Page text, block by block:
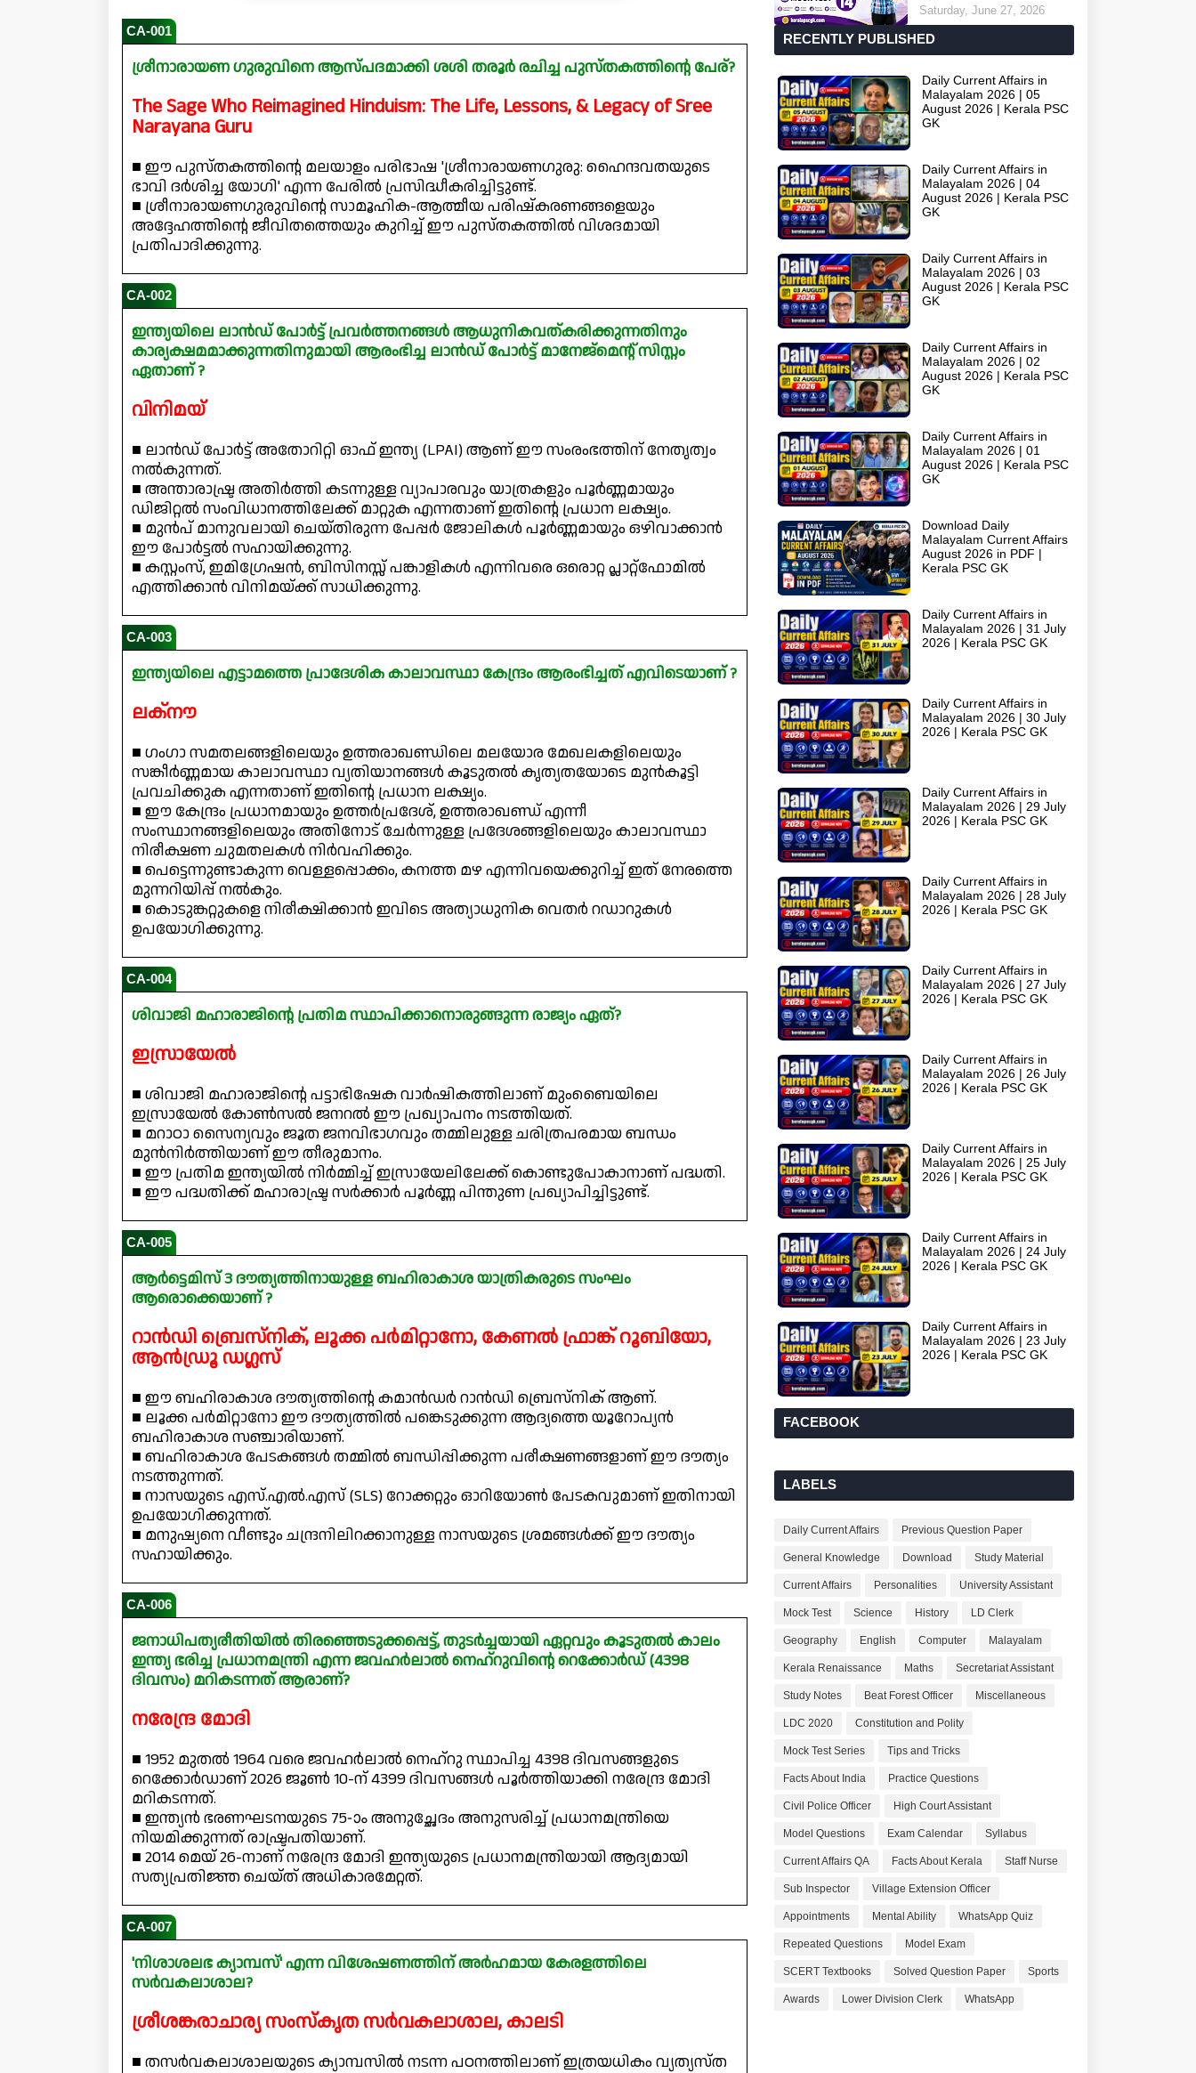
CA-001
ശ്രീനാരായണ ഗുരുവിനെ ആസ്പദമാക്കി ശശി തരൂർ രചിച്ച പുസ്തകത്തിന്റെ പേര്?
The Sage Who Reimagined Hinduism: The Life, Lessons, & Legacy of Sree
Narayana Guru
■ ഈ പുസ്തകത്തിന്റെ മലയാളം പരിഭാഷ 'ശ്രീനാരായണഗുരു: ഹൈന്ദവതയുടെ
ഭാവി ദർശിച്ച യോഗി' എന്ന പേരിൽ പ്രസിദ്ധീകരിച്ചിട്ടുണ്ട്.
■ ശ്രീനാരായണഗുരുവിന്റെ സാമൂഹിക-ആത്മീയ പരിഷ്കരണങ്ങളെയും
അദ്ദേഹത്തിന്റെ ജീവിതത്തെയും കുറിച്ച് ഈ പുസ്തകത്തിൽ വിശദമായി
പ്രതിപാദിക്കുന്നു.
CA-002
ഇന്ത്യയിലെ ലാൻഡ് പോർട്ട് പ്രവർത്തനങ്ങൾ ആധുനികവത്കരിക്കുന്നതിനും
കാര്യക്ഷമമാക്കുന്നതിനുമായി ആരംഭിച്ച ലാൻഡ് പോർട്ട് മാനേജ്മെന്റ് സിസ്റ്റം
ഏതാണ് ?
വിനിമയ്
■ ലാൻഡ് പോർട്ട് അതോറിറ്റി ഓഫ് ഇന്ത്യ (LPAI) ആണ് ഈ സംരംഭത്തിന് നേതൃത്വം
നൽകുന്നത്.
■ അന്താരാഷ്ട്ര അതിർത്തി കടന്നുള്ള വ്യാപാരവും യാത്രകളും പൂർണ്ണമായും
ഡിജിറ്റൽ സംവിധാനത്തിലേക്ക് മാറ്റുക എന്നതാണ് ഇതിന്റെ പ്രധാന ലക്ഷ്യം.
■ മുൻപ് മാനുവലായി ചെയ്തിരുന്ന പേപ്പർ ജോലികൾ പൂർണ്ണമായും ഒഴിവാക്കാൻ
ഈ പോർട്ടൽ സഹായിക്കുന്നു.
■ കസ്റ്റംസ്, ഇമിഗ്രേഷൻ, ബിസിനസ്സ് പങ്കാളികൾ എന്നിവരെ ഒരൊറ്റ പ്ലാറ്റ്‌ഫോമിൽ
എത്തിക്കാൻ വിനിമയ്ക്ക് സാധിക്കുന്നു.
CA-003
ഇന്ത്യയിലെ എട്ടാമത്തെ പ്രാദേശിക കാലാവസ്ഥാ കേന്ദ്രം ആരംഭിച്ചത് എവിടെയാണ് ?
ലക്നൗ
■ ഗംഗാ സമതലങ്ങളിലെയും ഉത്തരാഖണ്ഡിലെ മലയോര മേഖലകളിലെയും
സങ്കീർണ്ണമായ കാലാവസ്ഥാ വ്യതിയാനങ്ങൾ കൂടുതൽ കൃത്യതയോടെ മുൻകൂട്ടി
പ്രവചിക്കുക എന്നതാണ് ഇതിന്റെ പ്രധാന ലക്ഷ്യം.
■ ഈ കേന്ദ്രം പ്രധാനമായും ഉത്തർപ്രദേശ്, ഉത്തരാഖണ്ഡ് എന്നീ
സംസ്ഥാനങ്ങളിലെയും അതിനോട് ചേർന്നുള്ള പ്രദേശങ്ങളിലെയും കാലാവസ്ഥാ
നിരീക്ഷണ ചുമതലകൾ നിർവഹിക്കും.
■ പെട്ടെന്നുണ്ടാകുന്ന വെള്ളപ്പൊക്കം, കനത്ത മഴ എന്നിവയെക്കുറിച്ച് ഇത് നേരത്തെ
മുന്നറിയിപ്പ് നൽകും.
■ കൊടുങ്കറ്റുകളെ നിരീക്ഷിക്കാൻ ഇവിടെ അത്യാധുനിക വെതർ റഡാറുകൾ
ഉപയോഗിക്കുന്നു.
CA-004
ശിവാജി മഹാരാജിന്റെ പ്രതിമ സ്ഥാപിക്കാനൊരുങ്ങുന്ന രാജ്യം ഏത്?
ഇസ്രായേൽ
■ ശിവാജി മഹാരാജിന്റെ പട്ടാഭിഷേക വാർഷികത്തിലാണ് മുംബൈയിലെ
ഇസ്രായേൽ കോൺസൽ ജനറൽ ഈ പ്രഖ്യാപനം നടത്തിയത്.
■ മറാഠാ സൈന്യവും ജൂത ജനവിഭാഗവും തമ്മിലുള്ള ചരിത്രപരമായ ബന്ധം
മുൻനിർത്തിയാണ് ഈ തീരുമാനം.
■ ഈ പ്രതിമ ഇന്ത്യയിൽ നിർമ്മിച്ച് ഇസ്രായേലിലേക്ക് കൊണ്ടുപോകാനാണ് പദ്ധതി.
■ ഈ പദ്ധതിക്ക് മഹാരാഷ്ട്ര സർക്കാർ പൂർണ്ണ പിന്തുണ പ്രഖ്യാപിച്ചിട്ടുണ്ട്.
CA-005
ആർട്ടെമിസ് 3 ദൗത്യത്തിനായുള്ള ബഹിരാകാശ യാത്രികരുടെ സംഘം
ആരൊക്കെയാണ് ?
റാൻഡി ബ്രെസ്‌നിക്, ലൂക്ക പർമിറ്റാനോ, കേണൽ ഫ്രാങ്ക് റൂബിയോ,
ആൻഡ്രൂ ഡഗ്ലസ്
■ ഈ ബഹിരാകാശ ദൗത്യത്തിന്റെ കമാൻഡർ റാൻഡി ബ്രെസ്‌നിക് ആണ്.
■ ലൂക്ക പർമിറ്റാനോ ഈ ദൗത്യത്തിൽ പങ്കെടുക്കുന്ന ആദ്യത്തെ യൂറോപ്യൻ
ബഹിരാകാശ സഞ്ചാരിയാണ്.
■ ബഹിരാകാശ പേടകങ്ങൾ തമ്മിൽ ബന്ധിപ്പിക്കുന്ന പരീക്ഷണങ്ങളാണ് ഈ ദൗത്യം
നടത്തുന്നത്.
■ നാസയുടെ എസ്.എൽ.എസ് (SLS) റോക്കറ്റും ഓറിയോൺ പേടകവുമാണ് ഇതിനായി
ഉപയോഗിക്കുന്നത്.
■ മനുഷ്യനെ വീണ്ടും ചന്ദ്രനിലിറക്കാനുള്ള നാസയുടെ ശ്രമങ്ങൾക്ക് ഈ ദൗത്യം
സഹായിക്കും.
CA-006
ജനാധിപത്യരീതിയിൽ തിരഞ്ഞെടുക്കപ്പെട്ട്, തുടർച്ചയായി ഏറ്റവും കൂടുതൽ കാലം
ഇന്ത്യ ഭരിച്ച പ്രധാനമന്ത്രി എന്ന ജവഹർലാൽ നെഹ്റുവിന്റെ റെക്കോർഡ് (4398
ദിവസം) മറികടന്നത് ആരാണ്?
നരേന്ദ്ര മോദി
■ 1952 മുതൽ 1964 വരെ ജവഹർലാൽ നെഹ്റു സ്ഥാപിച്ച 4398 ദിവസങ്ങളുടെ
റെക്കോർഡാണ് 2026 ജൂൺ 10-ന് 4399 ദിവസങ്ങൾ പൂർത്തിയാക്കി നരേന്ദ്ര മോദി
മറികടന്നത്.
■ ഇന്ത്യൻ ഭരണഘടനയുടെ 75-ാം അനുച്ഛേദം അനുസരിച്ച് പ്രധാനമന്ത്രിയെ
നിയമിക്കുന്നത് രാഷ്ട്രപതിയാണ്.
■ 2014 മെയ് 26-നാണ് നരേന്ദ്ര മോദി ഇന്ത്യയുടെ പ്രധാനമന്ത്രിയായി ആദ്യമായി
സത്യപ്രതിജ്ഞ ചെയ്ത് അധികാരമേറ്റത്.
CA-007
'നിശാശലഭ ക്യാമ്പസ്' എന്ന വിശേഷണത്തിന് അർഹമായ കേരളത്തിലെ
സർവകലാശാല?
ശ്രീശങ്കരാചാര്യ സംസ്കൃത സർവകലാശാല, കാലടി
■ തസർവകലാശാലയുടെ ക്യാമ്പസിൽ നടന്ന പഠനത്തിലാണ് ഇത്രയധികം വ്യത്യസ്ത
Saturday, June 27, 2026
RECENTLY PUBLISHED
Daily Current Affairs in
Malayalam 2026 | 05
August 2026 | Kerala PSC
GK
Daily Current Affairs in
Malayalam 2026 | 04
August 2026 | Kerala PSC
GK
Daily Current Affairs in
Malayalam 2026 | 03
August 2026 | Kerala PSC
GK
Daily Current Affairs in
Malayalam 2026 | 02
August 2026 | Kerala PSC
GK
Daily Current Affairs in
Malayalam 2026 | 01
August 2026 | Kerala PSC
GK
Download Daily
Malayalam Current Affairs
August 2026 in PDF |
Kerala PSC GK
Daily Current Affairs in
Malayalam 2026 | 31 July
2026 | Kerala PSC GK
Daily Current Affairs in
Malayalam 2026 | 30 July
2026 | Kerala PSC GK
Daily Current Affairs in
Malayalam 2026 | 29 July
2026 | Kerala PSC GK
Daily Current Affairs in
Malayalam 2026 | 28 July
2026 | Kerala PSC GK
Daily Current Affairs in
Malayalam 2026 | 27 July
2026 | Kerala PSC GK
Daily Current Affairs in
Malayalam 2026 | 26 July
2026 | Kerala PSC GK
Daily Current Affairs in
Malayalam 2026 | 25 July
2026 | Kerala PSC GK
Daily Current Affairs in
Malayalam 2026 | 24 July
2026 | Kerala PSC GK
Daily Current Affairs in
Malayalam 2026 | 23 July
2026 | Kerala PSC GK
FACEBOOK
LABELS
Daily Current Affairs Previous Question Paper
General Knowledge Download Study Material
Current Affairs Personalities University Assistant
Mock Test Science History LD Clerk
Geography English Computer Malayalam
Kerala Renaissance Maths Secretariat Assistant
Study Notes Beat Forest Officer Miscellaneous
LDC 2020 Constitution and Polity
Mock Test Series Tips and Tricks
Facts About India Practice Questions
Civil Police Officer High Court Assistant
Model Questions Exam Calendar Syllabus
Current Affairs QA Facts About Kerala Staff Nurse
Sub Inspector Village Extension Officer
Appointments Mental Ability WhatsApp Quiz
Repeated Questions Model Exam
SCERT Textbooks Solved Question Paper Sports
Awards Lower Division Clerk WhatsApp